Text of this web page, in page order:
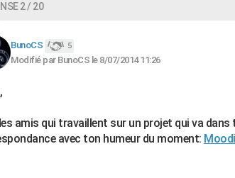
2 / 20
BunoCS 5
Modifié par BunoCS le 8/07/2014 11:26
amis qui travaillent sur un projet qui va
avec ton humeur du moment: